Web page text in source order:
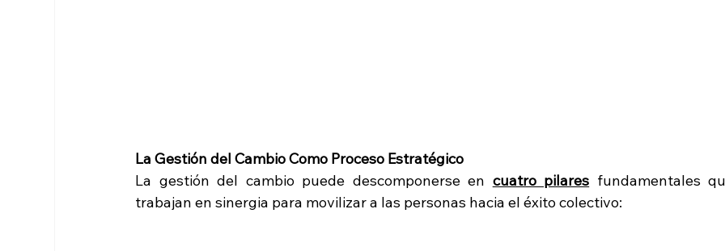
La Gestión del Cambio Como Proceso Estratégico
La gestión del cambio puede descomponerse en cuatro pilares fundamentales
trabajan en sinergia para movilizar a las personas hacia el éxito colectivo: